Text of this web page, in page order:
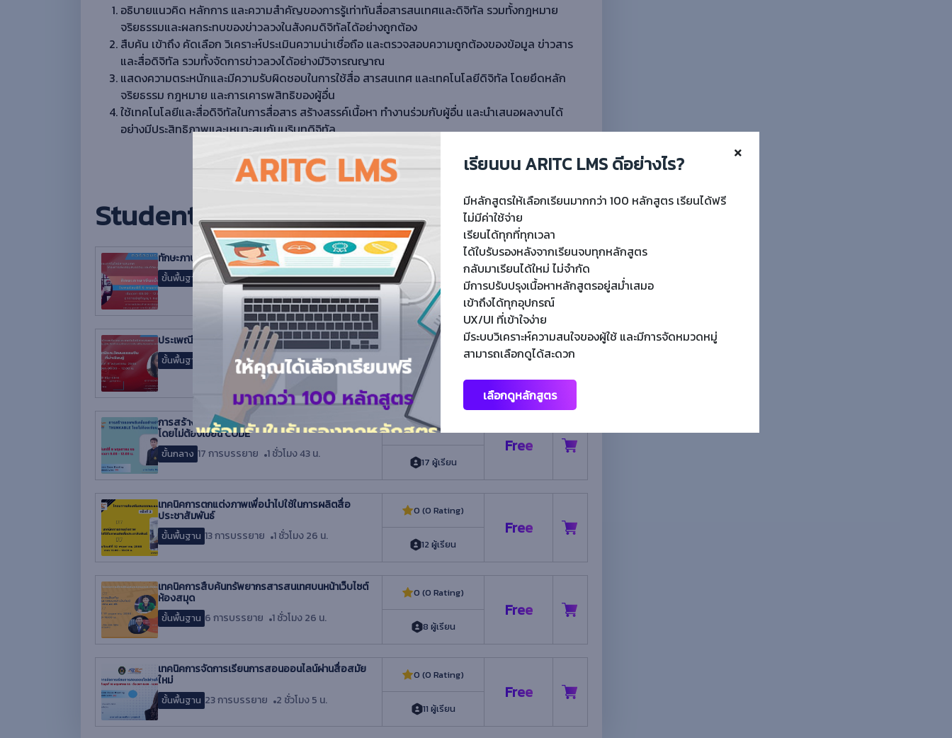
อธิบายแนวคิด หลักการ และความสําคัญของการรู้เท่าทันสื่อสารสนเทศและดิจิทัล รวมทั้งกฎหมาย
จริยธรรมและผลกระทบของข่าวลวงในสังคมดิจิทัลได้อย่างถูกต้อง
สืบค้น เข้าถึง คัดเลือก วิเคราะห์ประเมินความน่าเชื่อถือ และตรวจสอบความถูกต้องของข้อมูล ข่าวสาร
และสื่อดิจิทัล รวมทั้งจัดการข่าวลวงได้อย่างมีวิจารณญาณ
แสดงความตระหนักและมีความรับผิดชอบในการใช้สื่อ สารสนเทศ และเทคโนโลยีดิจิทัล โดยยึดหลัก
จริยธรรม กฎหมาย และการเคารพสิทธิของผู้อื่น
ใช้เทคโนโลยีและสื่อดิจิทัลในการสื่อสาร สร้างสรรค์เนื้อหา ทํางานร่วมกับผู้อื่น และนําเสนอผลงานได้
อย่างมีประสิทธิภาพและเหมาะสมกับบริบทดิจิทัล
Students also bought
ทักษะภาษาจีนเบื้องต้น
ขั้นพื้นฐาน 8 การบรรยาย 3 ชั่วโมง
0 (1 Rating)
30 ผู้เรียน
Free
ประเพณีและวัฒนธรรมจีนที่น่าเรียนรู้
ขั้นพื้นฐาน 8 การบรรยาย 1 ชั่วโมง 57 น.
0 (0 Rating)
12 ผู้เรียน
Free
การสร้าง Application อย่างง่ายด้วย THUNKABLE
โดยไม่ต้องเขียน CODE
ขั้นกลาง 17 การบรรยาย 1 ชั่วโมง 43 น.
0 (0 Rating)
17 ผู้เรียน
Free
เทคนิคการตกแต่งภาพเพื่อนำไปใช้ในการผลิตสื่อ
ประชาสัมพันธ์
ขั้นพื้นฐาน 13 การบรรยาย 1 ชั่วโมง 26 น.
0 (0 Rating)
12 ผู้เรียน
Free
เทคนิคการสืบค้นทรัพยากรสารสนเทศบนหน้าเว็บไซต์
ห้องสมุด
ขั้นพื้นฐาน 6 การบรรยาย 1 ชั่วโมง 26 น.
0 (0 Rating)
8 ผู้เรียน
Free
เทคนิคการจัดการเรียนการสอนออนไลน์ผ่านสื่อสมัย
ใหม่
ขั้นพื้นฐาน 23 การบรรยาย 2 ชั่วโมง 5 น.
0 (0 Rating)
11 ผู้เรียน
Free
เรียนบน ARITC LMS ดีอย่างไร?
มีหลักสูตรให้เลือกเรียนมากกว่า 100 หลักสูตร เรียนได้ฟรี
ไม่มีค่าใช้จ่าย
เรียนได้ทุกที่ทุกเวลา
ได้ใบรับรองหลังจากเรียนจบทุกหลักสูตร
กลับมาเรียนได้ใหม่ ไม่จำกัด
มีการปรับปรุงเนื้อหาหลักสูตรอยู่สม่ำเสมอ
เข้าถึงได้ทุกอุปกรณ์
UX/UI ที่เข้าใจง่าย
มีระบบวิเคราะห์ความสนใจของผู้ใช้ และมีการจัดหมวดหมู่
สามารถเลือกดูได้สะดวก
เลือกดูหลักสูตร